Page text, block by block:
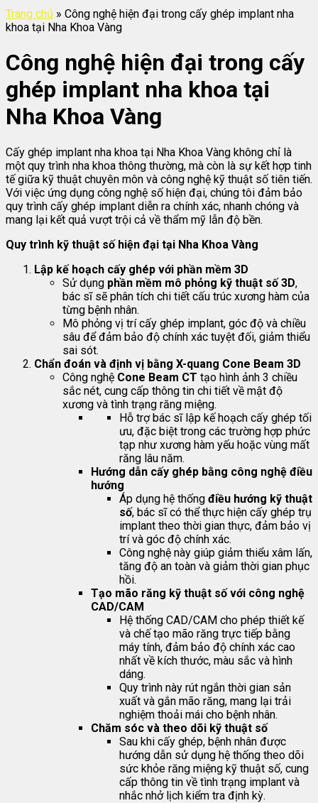
Trang chủ » Công nghệ hiện đại trong cấy ghép implant nha
khoa tại Nha Khoa Vàng
Công nghệ hiện đại trong cấy
ghép implant nha khoa tại
Nha Khoa Vàng
Cấy ghép implant nha khoa tại Nha Khoa Vàng không chỉ là
một quy trình nha khoa thông thường, mà còn là sự kết hợp tinh
tế giữa kỹ thuật chuyên môn và công nghệ kỹ thuật số tiên tiến.
Với việc ứng dụng công nghệ số hiện đại, chúng tôi đảm bảo
quy trình cấy ghép implant diễn ra chính xác, nhanh chóng và
mang lại kết quả vượt trội cả về thẩm mỹ lẫn độ bền.
Quy trình kỹ thuật số hiện đại tại Nha Khoa Vàng
Lập kế hoạch cấy ghép với phần mềm 3D
Sử dụng phần mềm mô phỏng kỹ thuật số 3D,
bác sĩ sẽ phân tích chi tiết cấu trúc xương hàm của
từng bệnh nhân.
Mô phỏng vị trí cấy ghép implant, góc độ và chiều
sâu để đảm bảo độ chính xác tuyệt đối, giảm thiểu
sai sót.
Chẩn đoán và định vị bằng X-quang Cone Beam 3D
Công nghệ Cone Beam CT tạo hình ảnh 3 chiều
sắc nét, cung cấp thông tin chi tiết về mật độ
xương và tình trạng răng miệng.
Hỗ trợ bác sĩ lập kế hoạch cấy ghép tối
ưu, đặc biệt trong các trường hợp phức
tạp như xương hàm yếu hoặc vùng mất
răng lâu năm.
Hướng dẫn cấy ghép bằng công nghệ điều
hướng
Áp dụng hệ thống điều hướng kỹ thuật
số, bác sĩ có thể thực hiện cấy ghép trụ
implant theo thời gian thực, đảm bảo vị
trí và góc độ chính xác.
Công nghệ này giúp giảm thiểu xâm lấn,
tăng độ an toàn và giảm thời gian phục
hồi.
Tạo mão răng kỹ thuật số với công nghệ
CAD/CAM
Hệ thống CAD/CAM cho phép thiết kế
và chế tạo mão răng trực tiếp bằng
máy tính, đảm bảo độ chính xác cao
nhất về kích thước, màu sắc và hình
dáng.
Quy trình này rút ngắn thời gian sản
xuất và gắn mão răng, mang lại trải
nghiệm thoải mái cho bệnh nhân.
Chăm sóc và theo dõi kỹ thuật số
Sau khi cấy ghép, bệnh nhân được
hướng dẫn sử dụng hệ thống theo dõi
sức khỏe răng miệng kỹ thuật số, cung
cấp thông tin về tình trạng implant và
nhắc nhở lịch kiểm tra định kỳ.